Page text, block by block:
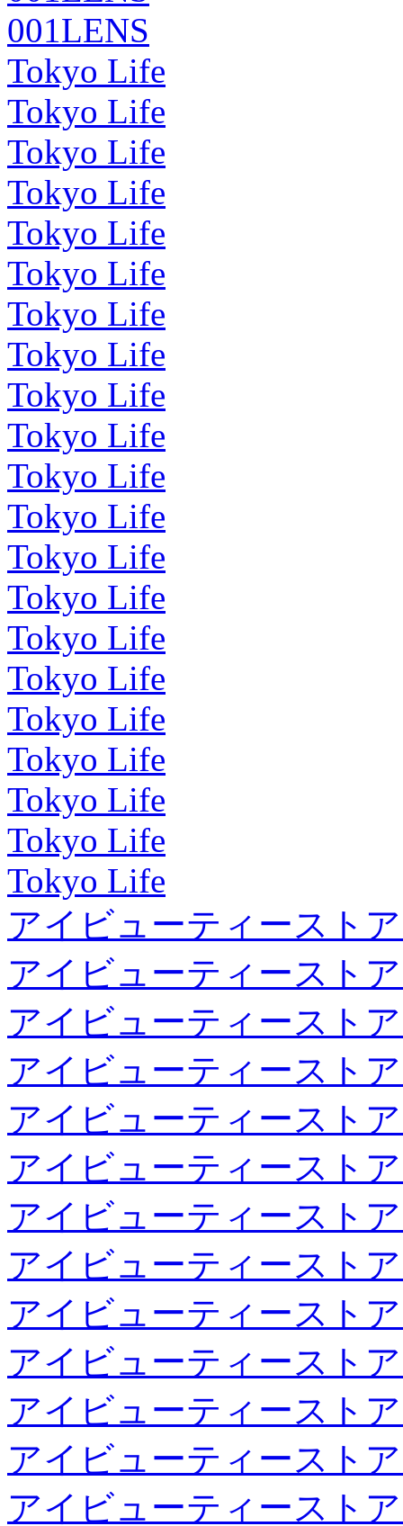
001LENS
Tokyo Life
Tokyo Life
Tokyo Life
Tokyo Life
Tokyo Life
Tokyo Life
Tokyo Life
Tokyo Life
Tokyo Life
Tokyo Life
Tokyo Life
Tokyo Life
Tokyo Life
Tokyo Life
Tokyo Life
Tokyo Life
Tokyo Life
Tokyo Life
Tokyo Life
Tokyo Life
Tokyo Life
アイビューティースト
アイビューティースト
アイビューティースト
アイビューティースト
アイビューティースト
アイビューティースト
アイビューティースト
アイビューティースト
アイビューティースト
アイビューティースト
アイビューティースト
アイビューティースト
アイビューティースト